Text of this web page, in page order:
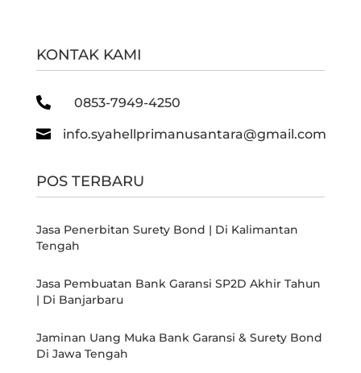
KONTAK KAMI
 0853-7949-4250
 info.syahellprimanusantara@gmail.com
POS TERBARU
Jasa Penerbitan Surety Bond | Di Kalimantan
Tengah
Jasa Pembuatan Bank Garansi SP2D Akhir Tahun
| Di Banjarbaru
Jaminan Uang Muka Bank Garansi & Surety Bond
Di Jawa Tengah